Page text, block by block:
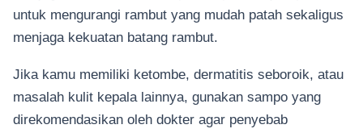
untuk mengurangi rambut yang mudah patah sekaligus
menjaga kekuatan batang rambut.
Jika kamu memiliki ketombe, dermatitis seboroik, atau
masalah kulit kepala lainnya, gunakan sampo yang
direkomendasikan oleh dokter agar penyebab